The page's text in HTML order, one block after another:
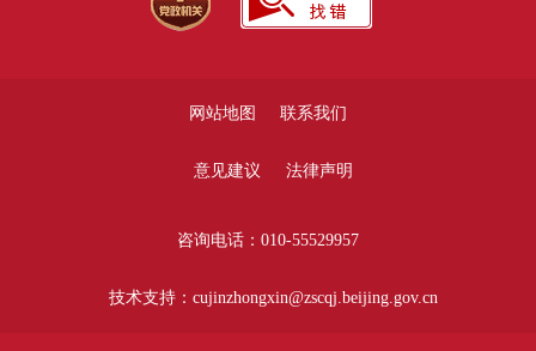
网站地图 联系我们
意见建议 法律声明
咨询电话：010-55529957
技术支持：cujinzhongxin@zscqj.beijing.gov.cn